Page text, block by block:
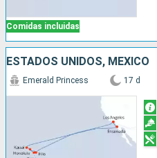
Comidas incluidas
ESTADOS UNIDOS, MÉXICO
Emerald Princess 17 d